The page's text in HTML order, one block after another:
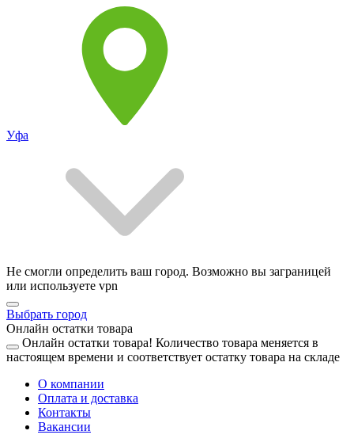
Уфа
Не смогли определить ваш город. Возможно вы заграницей
или используете vpn
Выбрать город
Онлайн остатки товара
Онлайн остатки товара! Количество товара меняется в
настоящем времени и соответствует остатку товара на складе
О компании
Оплата и доставка
Контакты
Вакансии